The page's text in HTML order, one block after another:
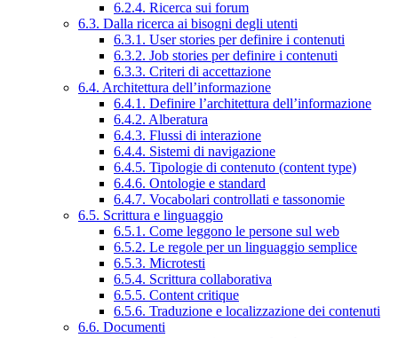
6.2.4. Ricerca sui forum
6.3. Dalla ricerca ai bisogni degli utenti
6.3.1. User stories per definire i contenuti
6.3.2. Job stories per definire i contenuti
6.3.3. Criteri di accettazione
6.4. Architettura dell’informazione
6.4.1. Definire l’architettura dell’informazione
6.4.2. Alberatura
6.4.3. Flussi di interazione
6.4.4. Sistemi di navigazione
6.4.5. Tipologie di contenuto (content type)
6.4.6. Ontologie e standard
6.4.7. Vocabolari controllati e tassonomie
6.5. Scrittura e linguaggio
6.5.1. Come leggono le persone sul web
6.5.2. Le regole per un linguaggio semplice
6.5.3. Microtesti
6.5.4. Scrittura collaborativa
6.5.5. Content critique
6.5.6. Traduzione e localizzazione dei contenuti
6.6. Documenti